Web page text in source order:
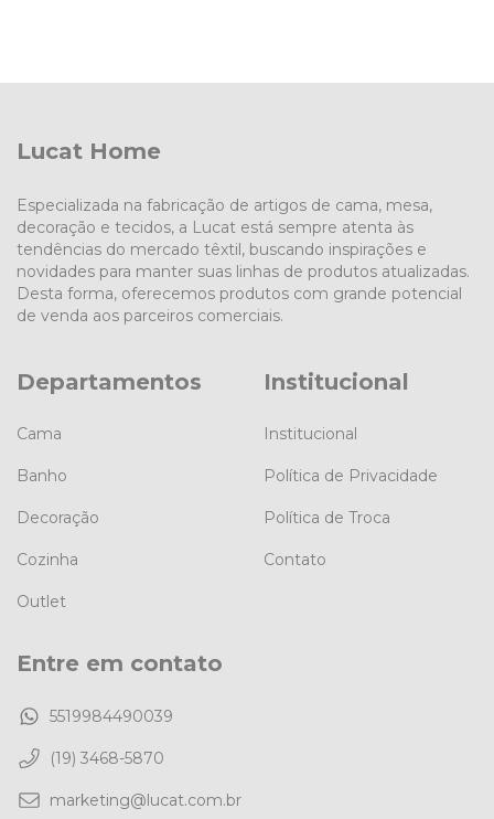
Lucat Home
Especializada na fabricação de artigos de cama, mesa,
decoração e tecidos, a Lucat está sempre atenta às
tendências do mercado têxtil, buscando inspirações e
novidades para manter suas linhas de produtos atualizadas.
Desta forma, oferecemos produtos com grande potencial
de venda aos parceiros comerciais.
Departamentos
Cama
Banho
Decoração
Cozinha
Outlet
Institucional
Institucional
Política de Privacidade
Política de Troca
Contato
Entre em contato
5519984490039
(19) 3468-5870
marketing@lucat.com.br